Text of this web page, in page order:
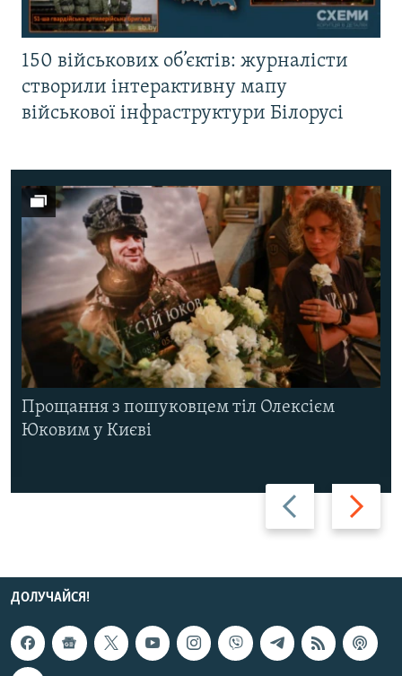
150 військових об’єктів: журналісти
створили інтерактивну мапу
військової інфраструктури Білорусі
Назад Вперед
Прощання з пошуковцем тіл Олексієм
Юковим у Києві
ДОЛУЧАЙСЯ!